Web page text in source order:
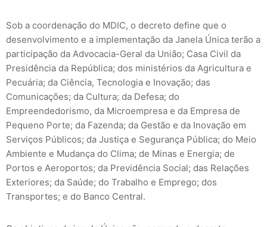
Sob a coordenação do MDIC, o decreto define que o
desenvolvimento e a implementação da Janela Única terão a
participação da Advocacia-Geral da União; Casa Civil da
Presidência da República; dos ministérios da Agricultura e
Pecuária; da Ciência, Tecnologia e Inovação; das
Comunicações; da Cultura; da Defesa; do
Empreendedorismo, da Microempresa e da Empresa de
Pequeno Porte; da Fazenda; da Gestão e da Inovação em
Serviços Públicos; da Justiça e Segurança Pública; do Meio
Ambiente e Mudança do Clima; de Minas e Energia; de
Portos e Aeroportos; da Previdência Social; das Relações
Exteriores; da Saúde; do Trabalho e Emprego; dos
Transportes; e do Banco Central.